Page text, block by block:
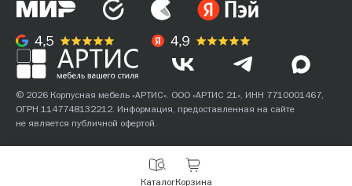
КаталогКорзина
© 2026 Корпусная мебель «АРТИС». ООО «АРТИС 21», ИНН 7710001467,
ОГРН 1147748132212. Информация, предоставленная на сайте
не является публичной офертой.